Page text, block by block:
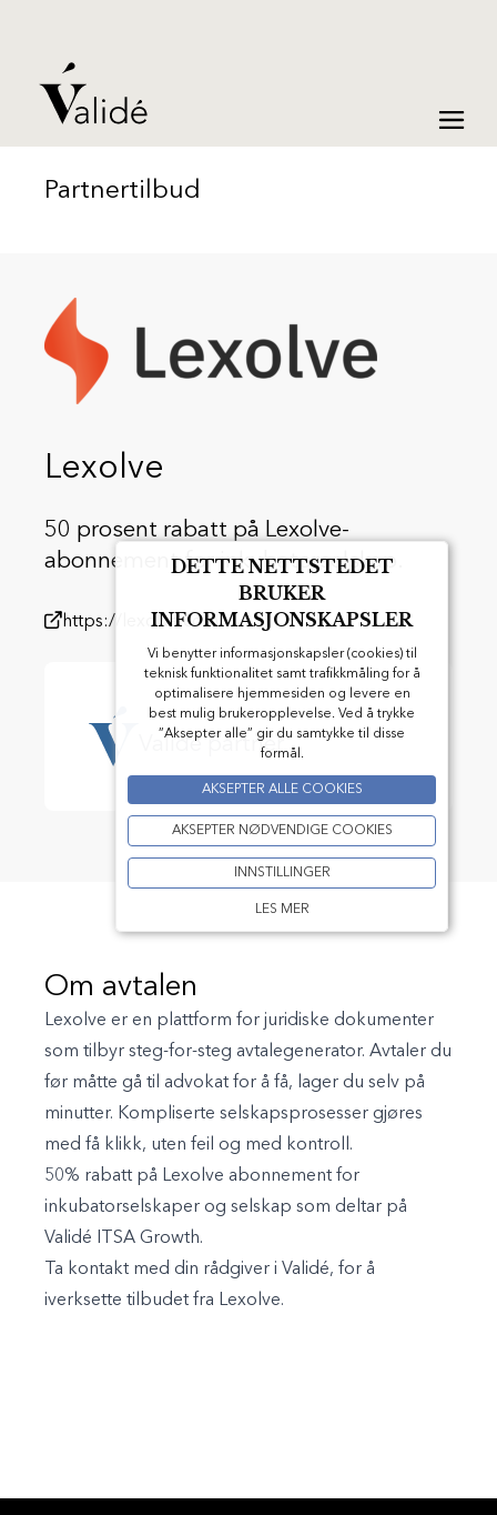
Partnertilbud
Lexolve
50 prosent rabatt på Lexolve-
abonnement for inkubatorselskap.
https://lexolve.com/
Validé partner
Om avtalen
Lexolve er en plattform for juridiske dokumenter
som tilbyr steg-for-steg avtalegenerator. Avtaler du
før måtte gå til advokat for å få, lager du selv på
minutter. Kompliserte selskapsprosesser gjøres
med få klikk, uten feil og med kontroll.
50% rabatt på Lexolve abonnement for
inkubatorselskaper og selskap som deltar på
Validé ITSA Growth.
Ta kontakt med din rådgiver i Validé, for å
iverksette tilbudet fra Lexolve.
DETTE NETTSTEDET
BRUKER
INFORMASJONSKAPSLER
Vi benytter informasjonskapsler (cookies) til
teknisk funktionalitet samt trafikkmåling for å
optimalisere hjemmesiden og levere en
best mulig brukeropplevelse. Ved å trykke
”Aksepter alle” gir du samtykke til disse
formål.
AKSEPTER ALLE COOKIES
AKSEPTER NØDVENDIGE COOKIES
INNSTILLINGER
LES MER